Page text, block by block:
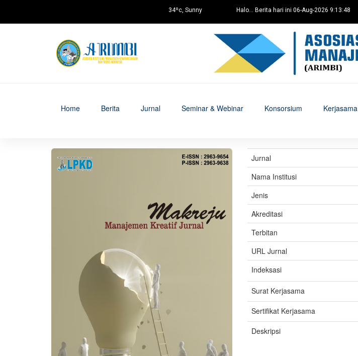
34ºc, Sunny Halo... Berita hari ini 06-Aug-2026 9:13:48
Home Berita Jurnal Seminar & Webinar Konsorsium Kerjasama
Jurnal
Nama Institusi
Jenis
Akreditasi
Terbitan
URL Jurnal
Indeksasi
Surat Kerjasama
Sertifikat Kerjasama
Deskripsi